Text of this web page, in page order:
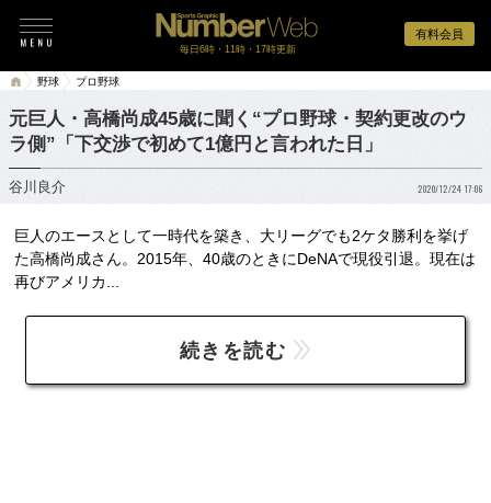
有料会員
毎日6時・11時・17時更新
野球 プロ野球
元巨人・高橋尚成45歳に聞く“プロ野球・契約更改のウ
ラ側”「下交渉で初めて1億円と言われた日」
谷川良介 2020/12/24 17:06
巨人のエースとして一時代を築き、大リーグでも2ケタ勝利を挙げ
た高橋尚成さん。2015年、40歳のときにDeNAで現役引退。現在は
再びアメリカ...
続きを読む